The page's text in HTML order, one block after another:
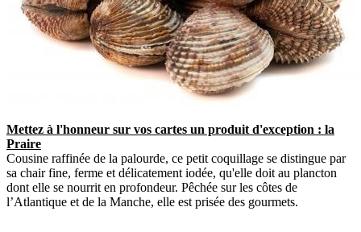
Mettez à l'honneur sur vos cartes un produit d'exception : la
Praire
Cousine raffinée de la palourde, ce petit coquillage se distingue par
sa chair fine, ferme et délicatement iodée, qu'elle doit au plancton
dont elle se nourrit en profondeur. Pêchée sur les côtes de
l’Atlantique et de la Manche, elle est prisée des gourmets.